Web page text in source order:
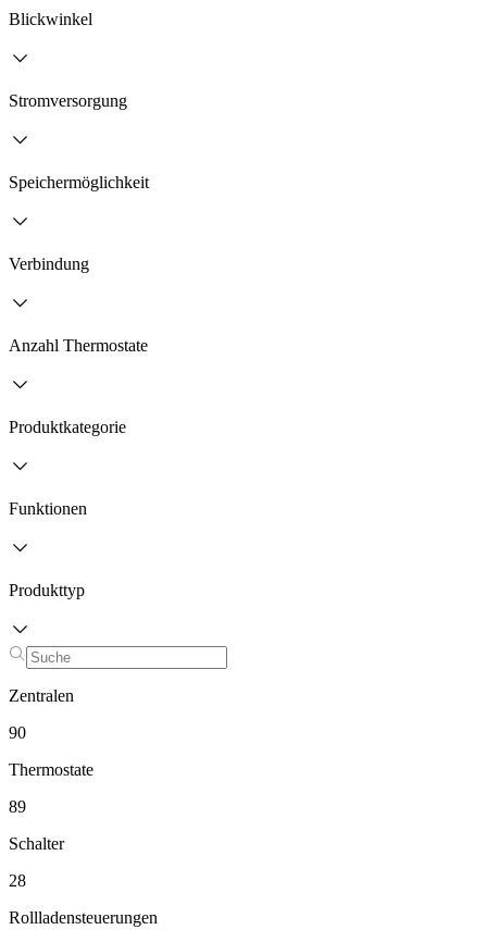
Blickwinkel
Stromversorgung
Speichermöglichkeit
Verbindung
Anzahl Thermostate
Produktkategorie
Funktionen
Produkttyp
Zentralen
90
Thermostate
89
Schalter
28
Rollladensteuerungen